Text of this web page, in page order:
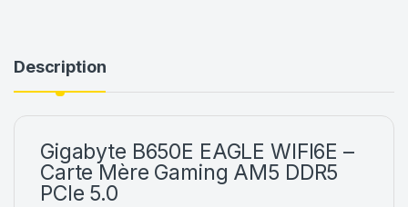
Description
Gigabyte B650E EAGLE WIFI6E –
Carte Mère Gaming AM5 DDR5
PCIe 5.0